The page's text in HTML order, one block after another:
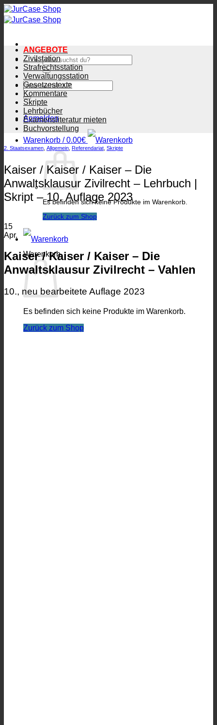
Zum
Inhalt
springen
Suchen
nach:
Suchen
nach:
Anmelden
Warenkorb /0.00€
Es befinden sich keine Produkte im Warenkorb.
Zurück zum Shop
Warenkorb
Es befinden sich keine Produkte im Warenkorb.
Zurück zum Shop
ANGEBOTE
Zivilstation
Strafrechtsstation
Verwaltungsstation
Gesetzestexte
Kommentare
Skripte
Lehrbücher
Examensliteratur mieten
Buchvorstellung
2. Staatsexamen Allgemein Referendariat Skripte
Kaiser / Kaiser / Kaiser – Die
Anwaltsklausur Zivilrecht – Lehrbuch |
Skript – 10. Auflage 2023
15
Apr.
Kaiser / Kaiser / Kaiser – Die
Anwaltsklausur Zivilrecht – Vahlen
10., neu bearbeitete Auflage 2023